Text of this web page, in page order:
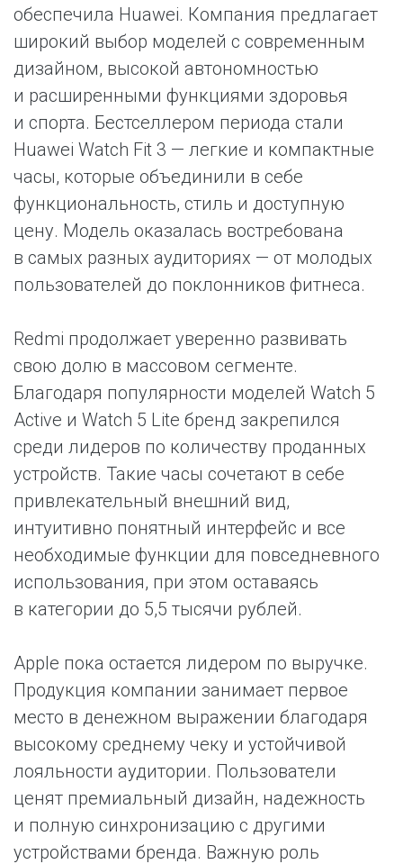
обеспечила Huawei. Компания предлагает
широкий выбор моделей с современным
дизайном, высокой автономностью
и расширенными функциями здоровья
и спорта. Бестселлером периода стали
Huawei Watch Fit 3 — легкие и компактные
часы, которые объединили в себе
функциональность, стиль и доступную
цену. Модель оказалась востребована
в самых разных аудиториях — от молодых
пользователей до поклонников фитнеса.
Redmi продолжает уверенно развивать
свою долю в массовом сегменте.
Благодаря популярности моделей Watch 5
Active и Watch 5 Lite бренд закрепился
среди лидеров по количеству проданных
устройств. Такие часы сочетают в себе
привлекательный внешний вид,
интуитивно понятный интерфейс и все
необходимые функции для повседневного
использования, при этом оставаясь
в категории до 5,5 тысячи рублей.
Apple пока остается лидером по выручке.
Продукция компании занимает первое
место в денежном выражении благодаря
высокому среднему чеку и устойчивой
лояльности аудитории. Пользователи
ценят премиальный дизайн, надежность
и полную синхронизацию с другими
устройствами бренда. Важную роль